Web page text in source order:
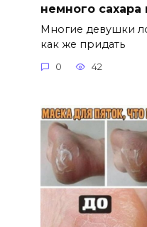
немного
Многие девушки
как же придать
0 42